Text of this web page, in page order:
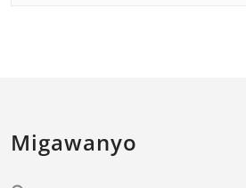
Migawanyo